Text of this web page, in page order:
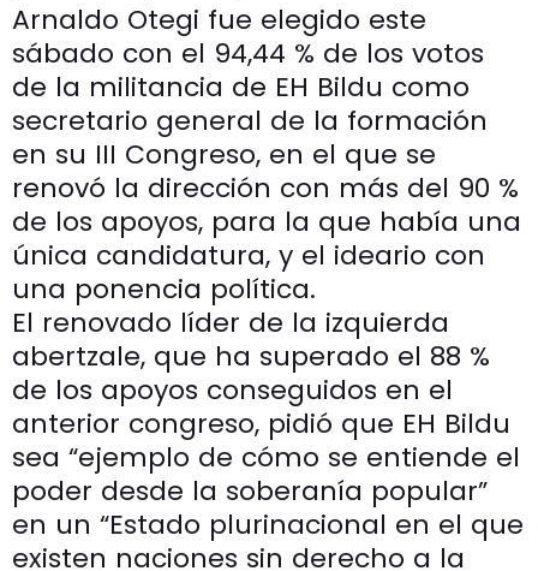
Arnaldo Otegi fue elegido este
sábado con el 94,44 % de los votos
de la militancia de EH Bildu como
secretario general de la formación
en su III Congreso, en el que se
renovó la dirección con más del 90 %
de los apoyos, para la que había una
única candidatura, y el ideario con
una ponencia política.
El renovado líder de la izquierda
abertzale, que ha superado el 88 %
de los apoyos conseguidos en el
anterior congreso, pidió que EH Bildu
sea “ejemplo de cómo se entiende el
poder desde la soberanía popular”
en un “Estado plurinacional en el que
existen naciones sin derecho a la